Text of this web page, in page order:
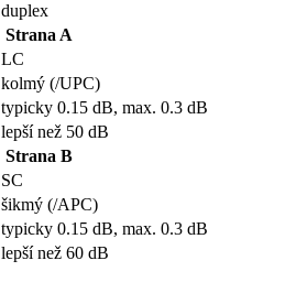
duplex
Strana A
LC
kolmý (/UPC)
typicky 0.15 dB, max. 0.3 dB
lepší než 50 dB
Strana B
SC
šikmý (/APC)
typicky 0.15 dB, max. 0.3 dB
lepší než 60 dB